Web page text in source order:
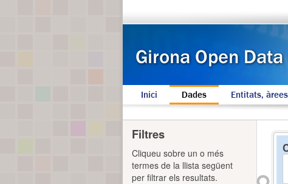
Inici Dades Entitats,
Filtres
Cliqueu sobre un o més
termes de la llista següent
per filtrar els resultats.